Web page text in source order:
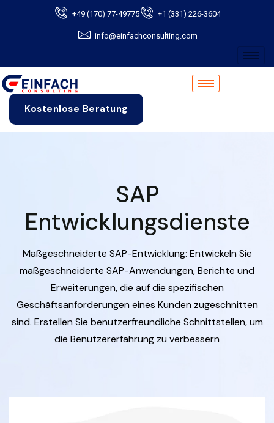
+49 (170) 77-49775 +1 (331) 226-3604
info@einfachconsulting.com
Kostenlose Beratung
SAP
Entwicklungsdienste
Maßgeschneiderte SAP-Entwicklung: Entwickeln Sie
maßgeschneiderte SAP-Anwendungen, Berichte und
Erweiterungen, die auf die spezifischen
Geschäftsanforderungen eines Kunden zugeschnitten
sind. Erstellen Sie benutzerfreundliche Schnittstellen, um
die Benutzererfahrung zu verbessern